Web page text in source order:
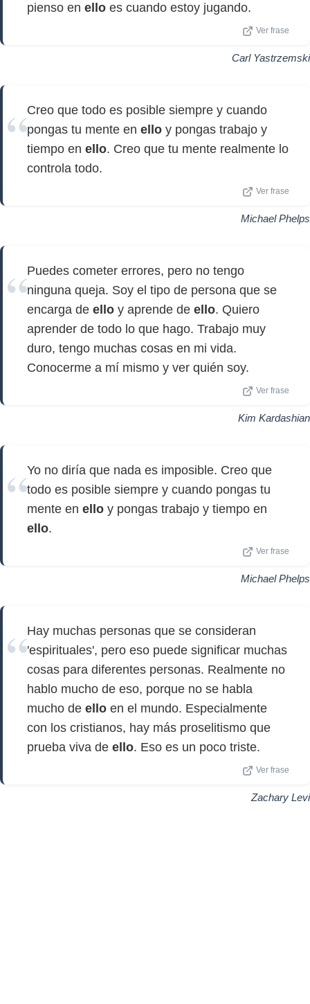
pienso en ello es cuando estoy jugando.
Ver frase
Carl Yastrzemski
Creo que todo es posible siempre y cuando
pongas tu mente en ello y pongas trabajo y
tiempo en ello. Creo que tu mente realmente lo
controla todo.
Ver frase
Michael Phelps
Puedes cometer errores, pero no tengo
ninguna queja. Soy el tipo de persona que se
encarga de ello y aprende de ello. Quiero
aprender de todo lo que hago. Trabajo muy
duro, tengo muchas cosas en mi vida.
Conocerme a mí mismo y ver quién soy.
Ver frase
Kim Kardashian
Yo no diría que nada es imposible. Creo que
todo es posible siempre y cuando pongas tu
mente en ello y pongas trabajo y tiempo en
ello.
Ver frase
Michael Phelps
Hay muchas personas que se consideran
'espirituales', pero eso puede significar muchas
cosas para diferentes personas. Realmente no
hablo mucho de eso, porque no se habla
mucho de ello en el mundo. Especialmente
con los cristianos, hay más proselitismo que
prueba viva de ello. Eso es un poco triste.
Ver frase
Zachary Levi